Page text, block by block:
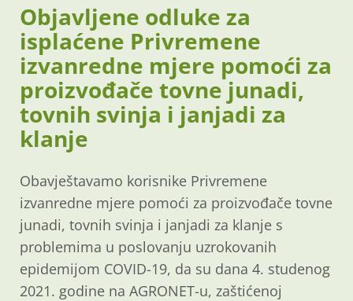
Objavljene odluke za
isplaćene Privremene
izvanredne mjere pomoći za
proizvođače tovne junadi,
tovnih svinja i janjadi za
klanje
Obavještavamo korisnike Privremene
izvanredne mjere pomoći za proizvođače tovne
junadi, tovnih svinja i janjadi za klanje s
problemima u poslovanju uzrokovanih
epidemijom COVID-19, da su dana 4. studenog
2021. godine na AGRONET-u, zaštićenoj